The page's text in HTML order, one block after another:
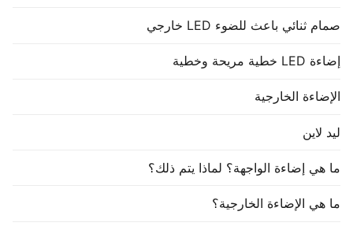
صمام ثنائي باعث للضوء LED خارجي
إضاءة LED خطية مريحة وخطية
الإضاءة الخارجية
ليد لاين
ما هي إضاءة الواجهة؟ لماذا يتم ذلك؟
ما هي الإضاءة الخارجية؟